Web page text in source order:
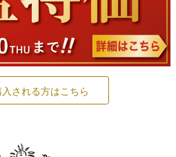
される方はこちら